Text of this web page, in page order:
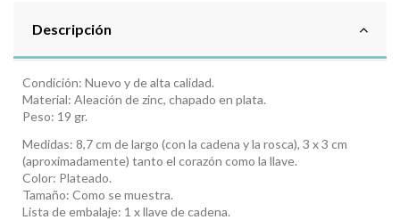
Descripción
Condición: Nuevo y de alta calidad.
Material: Aleación de zinc, chapado en plata.
Peso: 19 gr.
Medidas: 8,7 cm de largo (con la cadena y la rosca), 3 x 3 cm
(aproximadamente) tanto el corazón como la llave.
Color: Plateado.
Tamaño: Como se muestra.
Lista de embalaje: 1 x llave de cadena.